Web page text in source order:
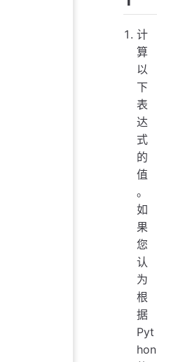
计
算
以
下
表
达
式
的
值
。
如
果
您
认
为
根
据
Pyt
hon